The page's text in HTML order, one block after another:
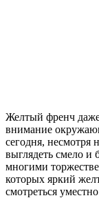
Желтый френч
внимание
сегодня, несмотря
выглядеть смело и
многими
которых яркий
смотреться